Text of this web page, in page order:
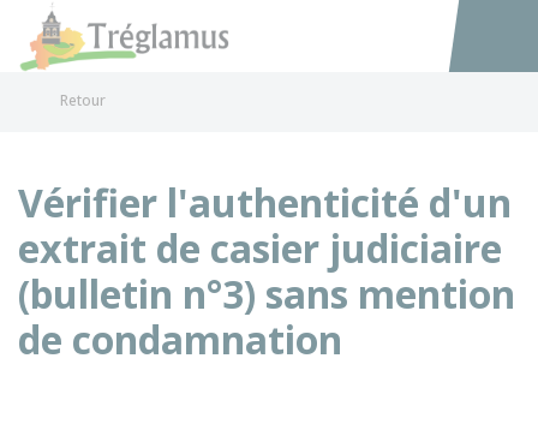
Accéder
Retour
Vérifier l'authenticité d'un
extrait de casier judiciaire
(bulletin n°3) sans mention
de condamnation